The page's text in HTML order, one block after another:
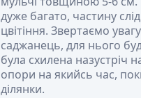
дуже багато, частину
цвітіння. Звертаємо
саджанець, для нього
була схилена назустріч
опори на якийсь час,
ділянки.